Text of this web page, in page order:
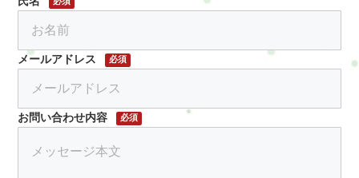
メールアドレス 必須
お問い合わせ内容 必須